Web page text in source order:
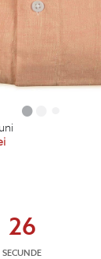
26
SECUNDE